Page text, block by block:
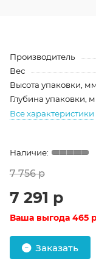
Производитель
Вес
Высота упаковки,
Глубина упаковки,
Все характеристики
7 756 р
7 291 р
Ваша выгода 465
Заказать